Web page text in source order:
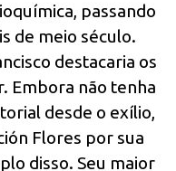
passando
de meio século.
destacaria os
Embora não tenha
desde o exílio,
Flores por sua
disso. Seu maior